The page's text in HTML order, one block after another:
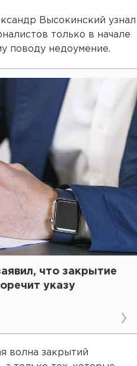
Высокинский узнал
только в начале
поводу недоумение.
что закрытие
указу
волна закрытий